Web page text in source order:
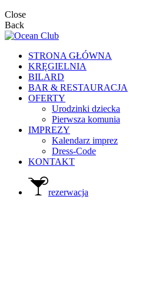
Close
Back
STRONA GŁÓWNA
KRĘGIELNIA
BILARD
BAR & RESTAURACJA
OFERTY
Urodzinki dziecka
Pierwsza komunia
IMPREZY
Kalendarz imprez
Dress-Code
KONTAKT
rezerwacja